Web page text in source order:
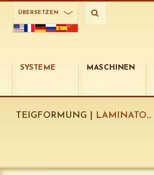
ÜBERSETZEN
SYSTEME MASCHINEN
TEIGFORMUNG | LAMINATOREN: